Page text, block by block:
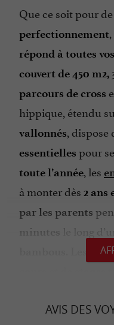
Que ce soit pour de
perfectionnement
répond à toutes
couvert de 450
parcours de cross
hippique, étendu
vallonnés, dispose
essentielles pour
toute l’année, les
à monter dès 2 ans
par les parents
minutes
le long d’un
adorer
AVIS DES